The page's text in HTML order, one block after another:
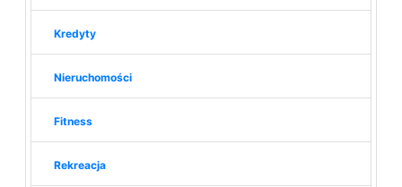
Kredyty
Nieruchomości
Fitness
Rekreacja